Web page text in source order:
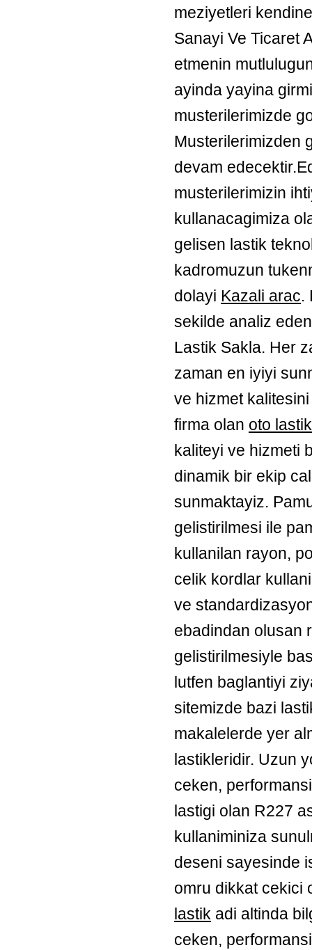
meziyetleri
Sanayi Ve Ticaret
etmenin
ayinda yayina
musterilerimizde
Musterilerimizden
devam
musterilerimizin
kullanacagimiza
gelisen lastik
kadromuzun
dolayi Kazali arac.
sekilde analiz
Lastik Sakla. Her
zaman en iyiyi
ve hizmet
firma olan oto lastik
kaliteyi ve hizmeti
dinamik bir ekip
sunmaktayiz.
gelistirilmesi ile
kullanilan rayon,
celik kordlar
ve
ebadindan olusan
gelistirilmesiyle
lutfen baglantiyi
sitemizde bazi
makalelerde yer
lastikleridir. Uzun
ceken,
lastigi olan R227
kullaniminiza
deseni sayesinde
omru dikkat cekici
lastik adi altinda
ceken,